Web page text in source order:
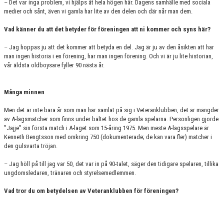
– Det var inga problem, vi hjälps åt hela högen här. Dagens samhälle med sociala
medier och sånt, även vi gamla har lite av den delen och där når man dem.
Vad känner du att det betyder för föreningen att ni kommer och syns här?
– Jag hoppas ju att det kommer att betyda en del. Jag är ju av den åsikten att har
man ingen historia i en förening, har man ingen förening. Och vi är ju lite historian,
vår äldsta oldboysare fyller 90 nästa år.
Många minnen
Men det är inte bara år som man har samlat på sig i Veteranklubben, det är mängder
av A-lagsmatcher som finns under bältet hos de gamla spelarna. Personligen gjorde
”Jajje” sin första match i A-laget som 15-åring 1975. Men meste A-lagsspelare är
Kenneth Bengtsson med omkring 750 (dokumenterade; de kan vara fler) matcher i
den gulsvarta tröjan.
– Jag höll på till jag var 50, det var in på 90-talet, säger den tidigare spelaren, tillika
ungdomsledaren, tränaren och styrelsemedlemmen.
Vad tror du om betydelsen av Veteranklubben för föreningen?